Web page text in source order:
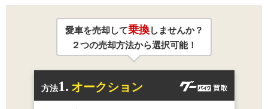
愛車を売却して乗換しませんか？
２つの売却方法から選択可能！
方法1. オークション